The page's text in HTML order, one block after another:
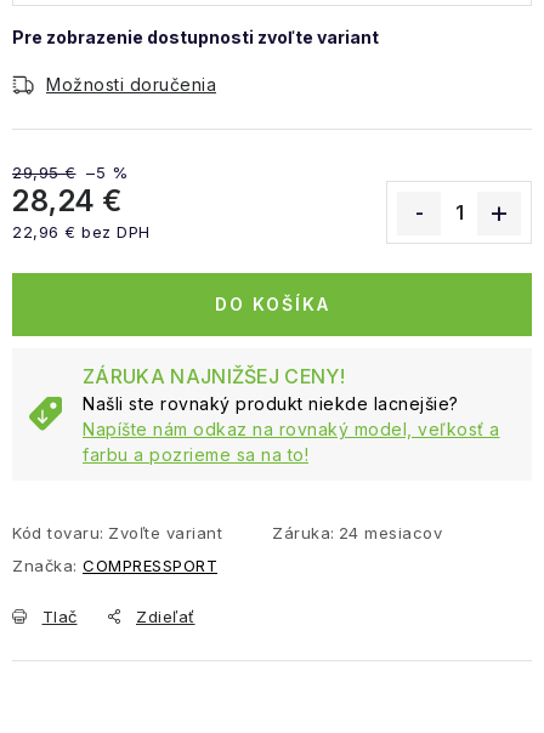
Možnosti doručenia
29,95 € –5 %
28,24 €
22,96 € bez DPH
DO KOŠÍKA
ZÁRUKA NAJNIŽŠEJ CENY!
Našli ste rovnaký produkt niekde lacnejšie?
Napíšte nám odkaz na rovnaký model, veľkosť a
farbu a pozrieme sa na to!
Kód tovaru: Zvoľte variant Záruka: 24 mesiacov
Značka: COMPRESSPORT
Tlač Zdieľať